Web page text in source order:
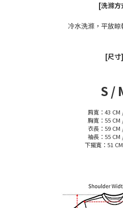
[洗滌方
冷水洗滌，平放
[尺寸]
S /
肩寬：43 CM
胸寬：55 CM
衣長：59 CM
袖長：55 CM
下擺寬：51